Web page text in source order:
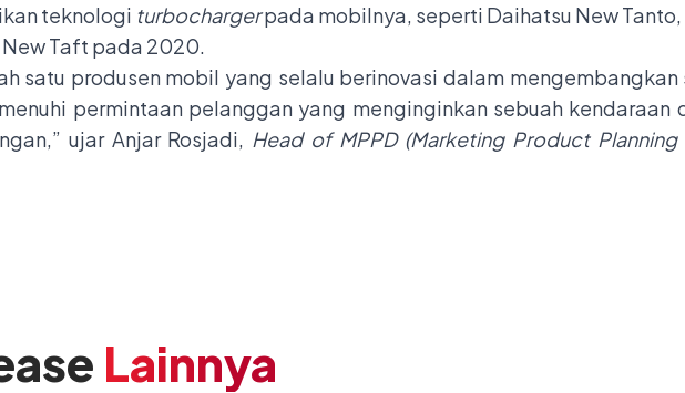
teknologi turbochargerpada mobilnya, seperti Daihatsu New
Taft pada 2020.
satu produsen mobil yang selalu berinovasi dalam
permintaan pelanggan yang menginginkan sebuah
ujar Anjar Rosjadi, Head of MPPD (Marketing Product Planning
Lainnya